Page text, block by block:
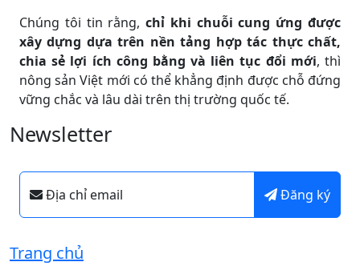
Chúng tôi tin rằng,chỉ khi chuỗi cung ứng được
xây dựng dựa trên nền tảng hợp tác thực chất,
chia sẻ lợi ích công bằng và liên tục đổi mới, thì
nông sản Việt mới có thể khẳng định được chỗ đứng
vững chắc và lâu dài trên thị trường quốc tế.
Newsletter
Địa chỉ email Đăng ký
Trang chủ